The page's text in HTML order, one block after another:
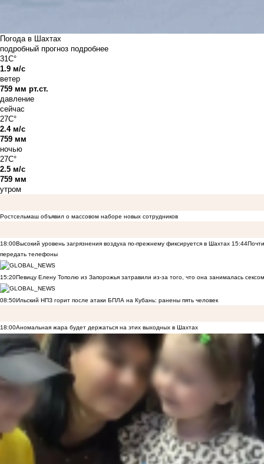
Погода в Шахтах
подробный прогноз подробнее
31C°
1.9 м/с
ветер
759 мм рт.ст.
давление
сейчас
27C°
2.4 м/с
759 мм
ночью
27C°
2.5 м/с
759 мм
утром
Ростсельмаш объявил о массовом наборе новых сотрудников
18:00Высокий уровень загрязнения воздуха по-прежнему фиксируется в Шахтах 15:44
передать телефоны
15:20Певицу Елену Тополю из Запорожья затравили из-за того, что она занималась
08:50Ильский НПЗ горит после атаки БПЛА на Кубань: ранены пять человек
18:00Аномальная жара будет держаться на этих выходных в Шахтах